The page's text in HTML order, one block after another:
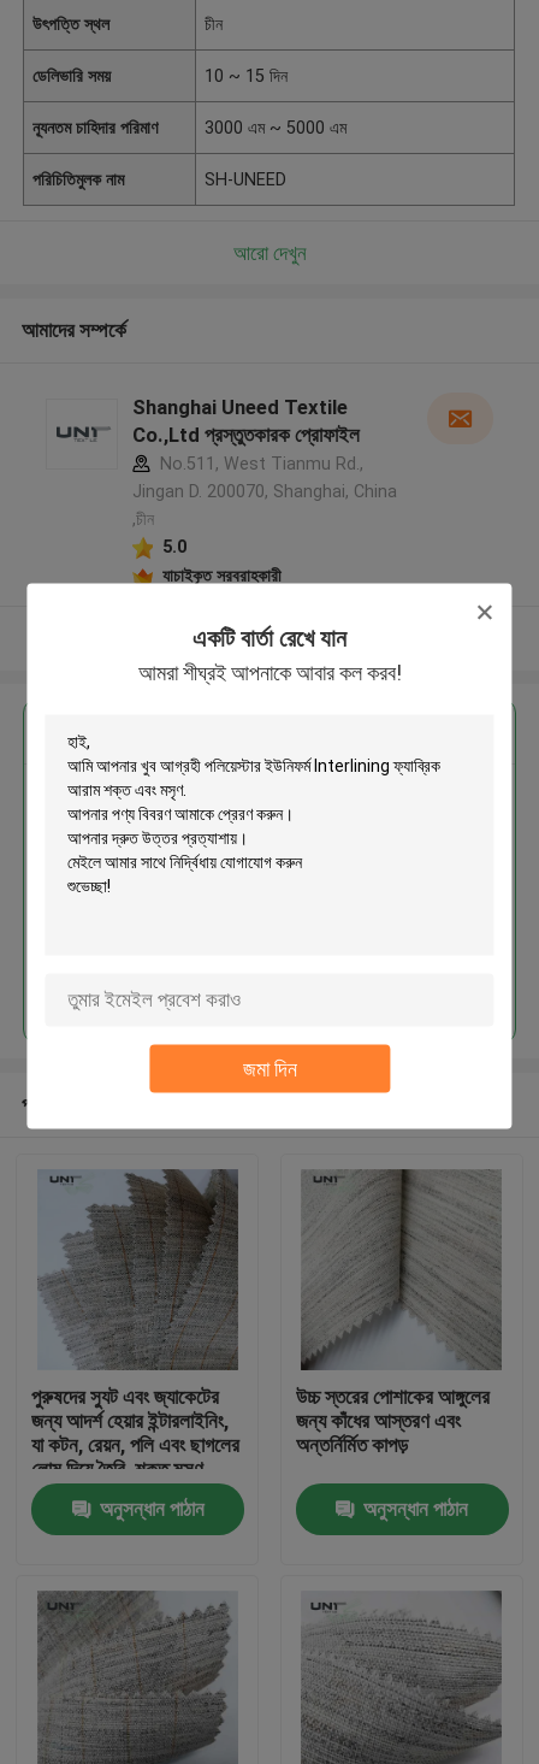
একটি বার্তা রেখে যান
আমরা শীঘ্রই আপনাকে আবার কল করব!
জমা দিন
বাড়ি
পণ্য
আমাদের সম্পর্কে
উৎপত্তি স্থল চীন
ডেলিভারি সময় 10 ~ 15 দিন
ন্যূনতম চাহিদার পরিমাণ 3000 এম ~ 5000 এম
পরিচিতিমুলক নাম SH-UNEED
আরো দেখুন
আমাদের সম্পর্কে
Shanghai Uneed Textile
Co.,Ltd প্রস্তুতকারক প্রোফাইল
No.511, West Tianmu Rd.,
Jingan D. 200070, Shanghai, China
,চীন
5.0
যাচাইকৃত সরবরাহকারী
আরো দেখুন
আরাম শক্ত এবং মসৃণ
প্রস্তাবিত পণ্য
পুরুষদের স্যুট এবং জ্যাকেটের
জন্য আদর্শ হেয়ার ইন্টারলাইনিং,
যা কটন, রেয়ন, পলি এবং ছাগলের
লোম দিয়ে তৈরি, শক্ত মসৃণ
ইলাস্টিক হ্যান্ডফিলিং সহ
অনুসন্ধান পাঠান
উচ্চ স্তরের পোশাকের আঙ্গুলের
জন্য কাঁধের আস্তরণ এবং
অন্তর্নির্মিত কাপড়
অনুসন্ধান পাঠান